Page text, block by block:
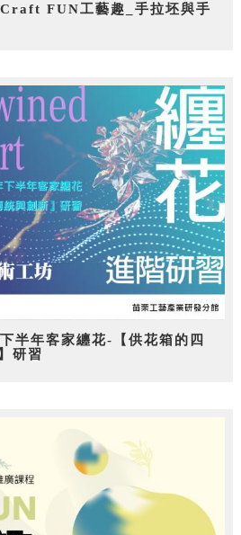
FUN工藝趣_手拉坯與手
半年客家纏花-【供花箱的四
研習